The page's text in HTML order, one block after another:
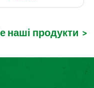
наші продукти >